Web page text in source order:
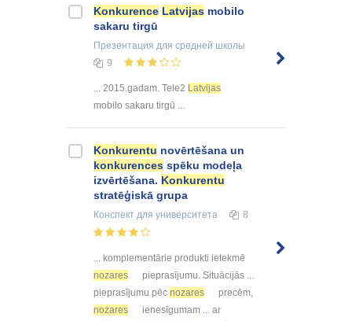
Konkurence Latvijas mobilo
sakaru tirgū
Презентация для средней школы
9
... 2015.gadam. Tele2 Latvijas
mobilo sakaru tirgū ...
Konkurentu novērtēšana un
konkurences spēku modeļa
izvērtēšana. Konkurentu
stratēģiskā grupa
Конспект для университета 8
... komplementārie produkti ietekmē
nozares
pieprasījumu. Situācijās ...
pieprasījumu pēc nozares
precēm,
nozares
ienesīgumam ... ar